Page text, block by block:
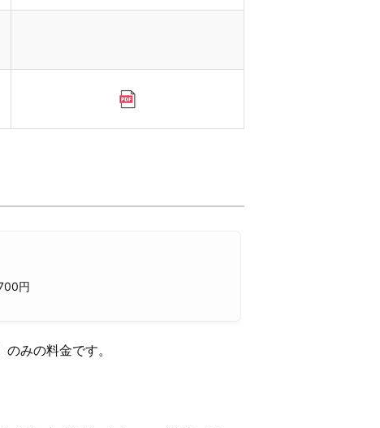
円
のみの料金です。